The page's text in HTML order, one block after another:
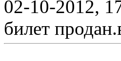
02-10-2012,
билет